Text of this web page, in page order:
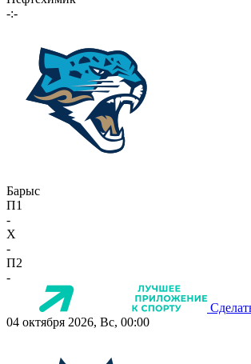
-:-
Барыс
П1
-
X
-
П2
-
04 октября 2026, Вс, 00:00